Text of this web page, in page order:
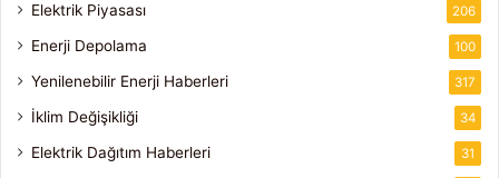
Elektrik Piyasası 206
Enerji Depolama 100
Yenilenebilir Enerji Haberleri 317
İklim Değişikliği 34
Elektrik Dağıtım Haberleri 31